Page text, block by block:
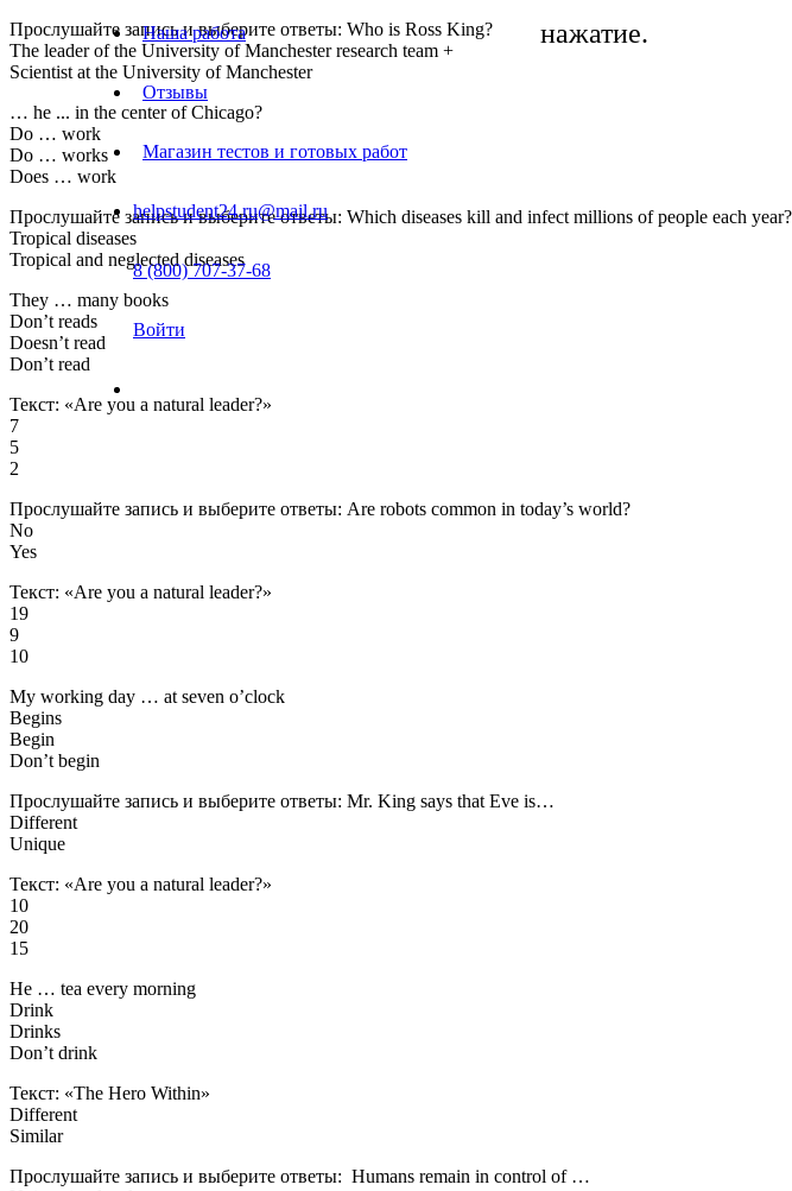
нажатие.
Наша работа
Отзывы
Магазин тестов и готовых работ
helpstudent24.ru@mail.ru
8 (800) 707-37-68
Войти
Прослушайте запись и выберите ответы: Who is Ross King?
The leader of the University of Manchester research team +
Scientist at the University of Manchester
… he ... in the center of Chicago?
Do … work
Do … works
Does … work
Прослушайте запись и выберите ответы: Which diseases kill and infect millions of people each year?
Tropical diseases
Tropical and neglected diseases
They … many books
Don’t reads
Doesn’t read
Don’t read
Текст: «Are you a natural leader?»
7
5
2
Прослушайте запись и выберите ответы: Are robots common in today’s world?
No
Yes
Текст: «Are you a natural leader?»
19
9
10
My working day … at seven o’clock
Begins
Begin
Don’t begin
Прослушайте запись и выберите ответы: Mr. King says that Eve is…
Different
Unique
Текст: «Are you a natural leader?»
10
20
15
He … tea every morning
Drink
Drinks
Don’t drink
Текст: «The Hero Within»
Different
Similar
Прослушайте запись и выберите ответы: Humans remain in control of …